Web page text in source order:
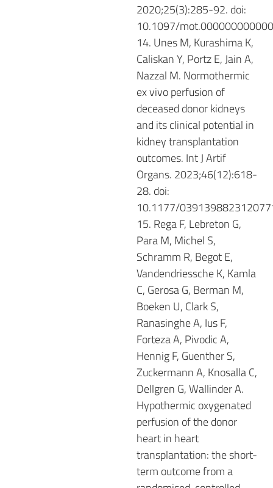
2020;25(3):285-92. doi:
10.1097/
14. Unes M, Kurashima K,
Caliskan Y, Portz E, Jain A,
Nazzal M. Normothermic
ex vivo perfusion of
deceased donor kidneys
and its clinical potential in
kidney transplantation
outcomes. Int J Artif
Organs. 2023;46(12):618-
28. doi:
10.1177/
15. Rega F, Lebreton G,
Para M, Michel S,
Schramm R, Begot E,
Vandendriessche K, Kamla
C, Gerosa G, Berman M,
Boeken U, Clark S,
Ranasinghe A, Ius F,
Forteza A, Pivodic A,
Hennig F, Guenther S,
Zuckermann A, Knosalla C,
Dellgren G, Wallinder A.
Hypothermic oxygenated
perfusion of the donor
heart in heart
transplantation: the short-
term outcome from a